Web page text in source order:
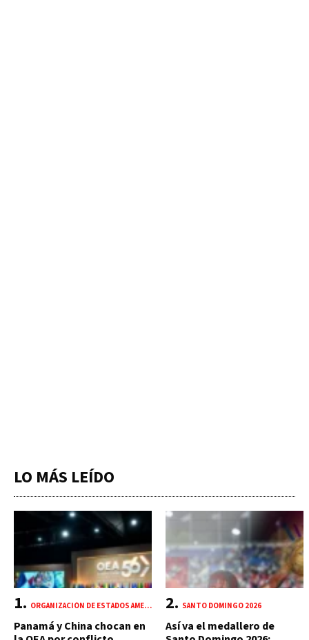
LO MÁS LEÍDO
ORGANIZACIÓN DE ESTADOS AMERICANOS (OEA)
Panamá y China chocan en
SANTO DOMINGO 2026
Así va el medallero de